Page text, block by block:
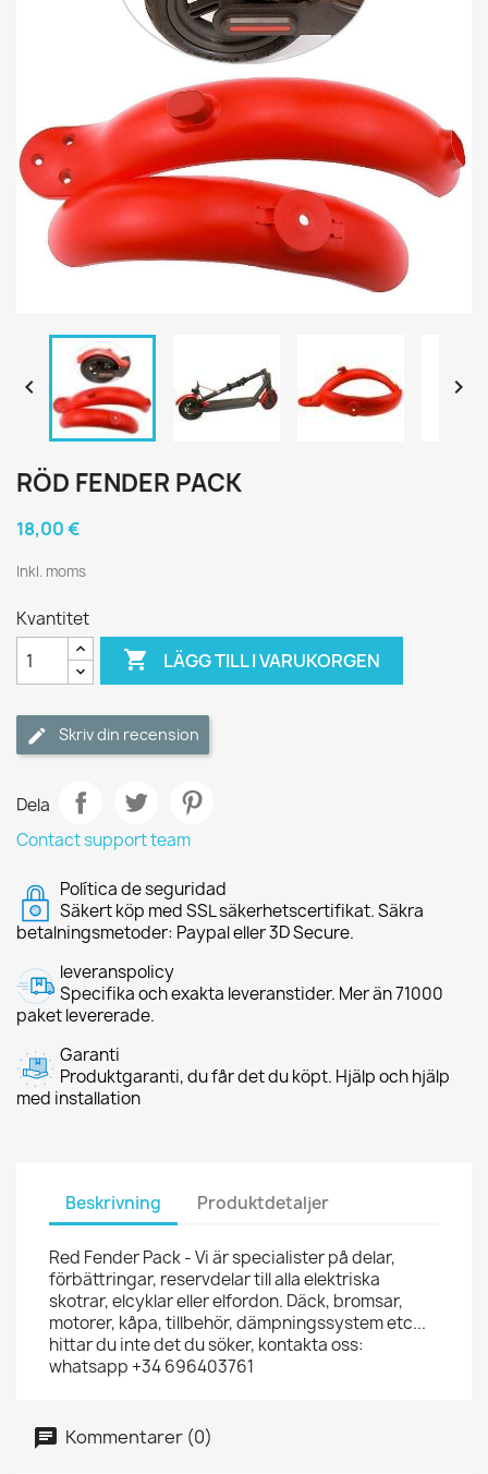
 
RÖD FENDER PACK
18,00 €
Inkl. moms
Kvantitet
 LÄGG TILL I VARUKORGEN
Skriv din recension
Dela
Contact support team
Política de seguridad
Säkert köp med SSL säkerhetscertifikat. Säkra
betalningsmetoder: Paypal eller 3D Secure.
leveranspolicy
Specifika och exakta leveranstider. Mer än 71000
paket levererade.
Garanti
Produktgaranti, du får det du köpt. Hjälp och hjälp
med installation
Beskrivning Produktdetaljer
Red Fender Pack - Vi är specialister på delar,
förbättringar, reservdelar till alla elektriska
skotrar, elcyklar eller elfordon. Däck, bromsar,
motorer, kåpa, tillbehör, dämpningssystem etc...
hittar du inte det du söker, kontakta oss:
whatsapp +34 696403761
Kommentarer (0)